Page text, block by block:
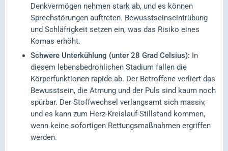
Denkvermögen nehmen stark ab, und es können
Sprechstörungen auftreten. Bewusstseinseintrübung
und Schläfrigkeit setzen ein, was das Risiko eines
Komas erhöht.
Schwere Unterkühlung (unter 28 Grad Celsius): In
diesem lebensbedrohlichen Stadium fallen die
Körperfunktionen rapide ab. Der Betroffene verliert das
Bewusstsein, die Atmung und der Puls sind kaum noch
spürbar. Der Stoffwechsel verlangsamt sich massiv,
und es kann zum Herz-Kreislauf-Stillstand kommen,
wenn keine sofortigen Rettungsmaßnahmen ergriffen
werden.